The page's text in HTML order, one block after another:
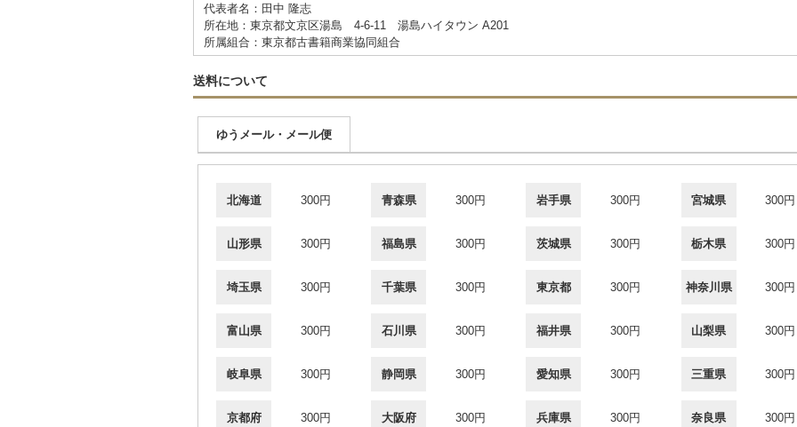
代表者名：田中 隆志
所在地：東京都文京区湯島 4-6-11 湯島ハイタウン A201
所属組合：東京都古書籍商業協同組合
送料について
ゆうメール・メール便
北海道 300円 青森県 300円 岩手県 300円 宮城県 300円
山形県 300円 福島県 300円 茨城県 300円 栃木県 300円
埼玉県 300円 千葉県 300円 東京都 300円 神奈川県 300円
富山県 300円 石川県 300円 福井県 300円 山梨県 300円
岐阜県 300円 静岡県 300円 愛知県 300円 三重県 300円
京都府 300円 大阪府 300円 兵庫県 300円 奈良県 300円